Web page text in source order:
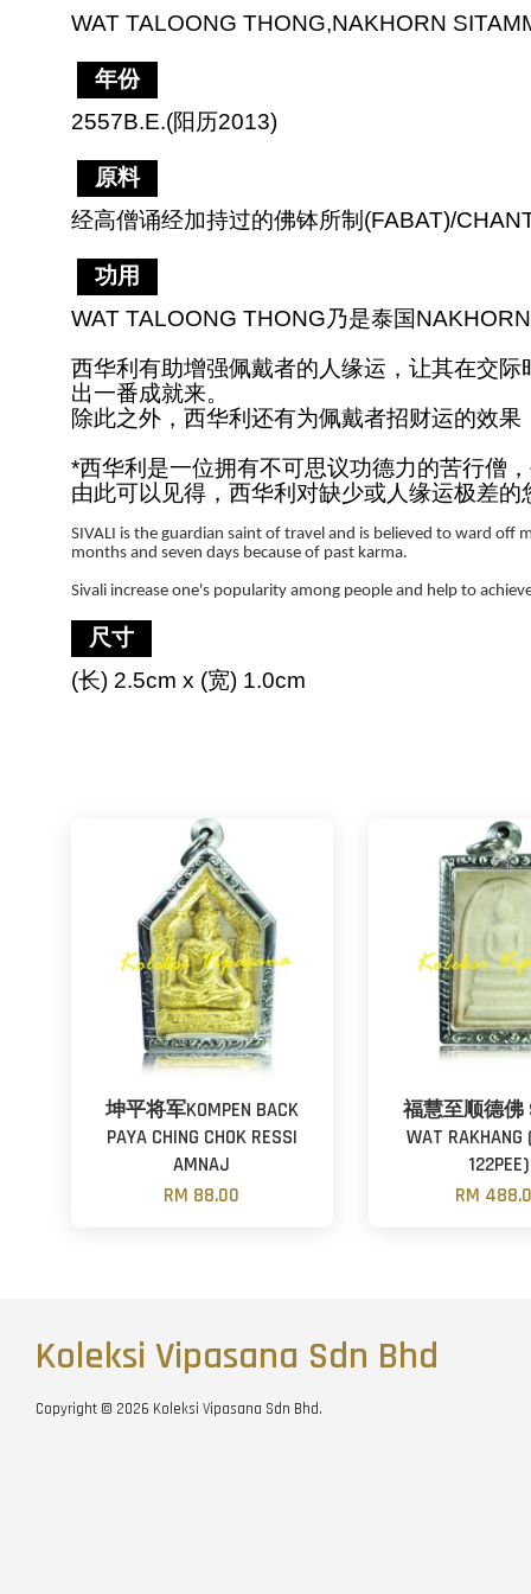
WAT TALOONG THONG,NAKHORN
年份
2557B.E.(阳历2013)
原料
经高僧诵经加持过的佛钵所制(FABAT)/
功用
WAT TALOONG THONG乃是泰国
西华利有助增强佩戴者的人缘运，让其在交
出一番成就来。
除此之外，西华利还有为佩戴者招财运的效果
*西华利是一位拥有不可思议功德力的苦行僧
由此可以见得，西华利对缺少或人缘运极差的
SIVALI is the guardian saint of travel and is believed to ward off
months and seven days because of past karma.
Sivali increase one's popularity among people and help to
尺寸
(长) 2.5cm x (宽) 1.0cm
坤平将军KOMPEN BACK
PAYA CHING CHOK RESSI
AMNAJ
RM 88.00
福慧至顺德佛
WAT RAKHANG
122PEE)
RM
Koleksi Vipasana Sdn Bhd
Copyright © 2026 Koleksi Vipasana Sdn Bhd.